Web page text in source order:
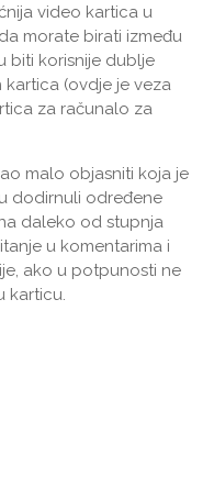
video kartica u
morate birati između
biti korisnije dublje
(ovdje je veza
za računalo za
malo objasniti koja je
dodirnuli određene
daleko od stupnja
u komentarima i
ako u potpunosti ne
karticu.